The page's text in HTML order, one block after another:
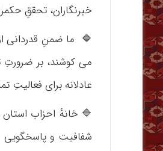
خبرنگاران، تحققِ
🔷 ما ضمنِ قدردانی
می کوشند، بر ضرورتِ
عادلانه برای فعالیتِ
🔷 خانهٔ احزاب استان
شفافیت و پاسخگویی